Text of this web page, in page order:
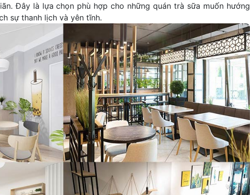
Đây là lựa chọn phù hợp cho những quán trà sữa muốn hướng
sự thanh lịch và yên tĩnh.